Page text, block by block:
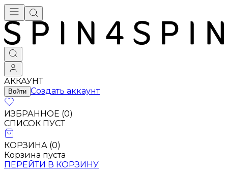
АККАУНТ
Войти Создать аккаунт
ИЗБРАННОЕ (0)
СПИСОК ПУСТ
КОРЗИНА (0)
Корзина пуста
ПЕРЕЙТИ В КОРЗИНУ